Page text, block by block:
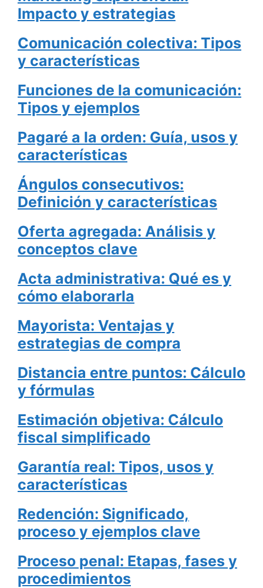
Impacto y estrategias
Comunicación colectiva: Tipos
y características
Funciones de la comunicación:
Tipos y ejemplos
Pagaré a la orden: Guía, usos y
características
Ángulos consecutivos:
Definición y características
Oferta agregada: Análisis y
conceptos clave
Acta administrativa: Qué es y
cómo elaborarla
Mayorista: Ventajas y
estrategias de compra
Distancia entre puntos: Cálculo
y fórmulas
Estimación objetiva: Cálculo
fiscal simplificado
Garantía real: Tipos, usos y
características
Redención: Significado,
proceso y ejemplos clave
Proceso penal: Etapas, fases y
procedimientos